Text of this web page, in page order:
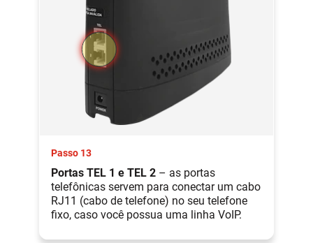
Passo 13
Portas TEL 1 e TEL 2 – as portas
telefônicas servem para conectar um cabo
RJ11 (cabo de telefone) no seu telefone
fixo, caso você possua uma linha VoIP.